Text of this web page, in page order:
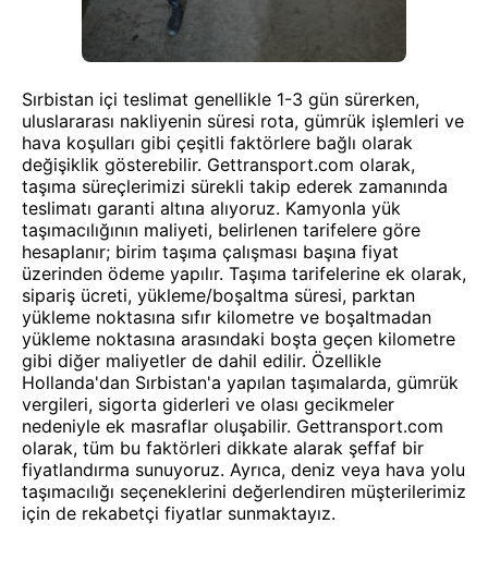
Sırbistan içi teslimat genellikle 1-3 gün sürerken,
uluslararası nakliyenin süresi rota, gümrük işlemleri ve
hava koşulları gibi çeşitli faktörlere bağlı olarak
değişiklik gösterebilir. Gettransport.com olarak,
taşıma süreçlerimizi sürekli takip ederek zamanında
teslimatı garanti altına alıyoruz. Kamyonla yük
taşımacılığının maliyeti, belirlenen tarifelere göre
hesaplanır; birim taşıma çalışması başına fiyat
üzerinden ödeme yapılır. Taşıma tarifelerine ek olarak,
sipariş ücreti, yükleme/boşaltma süresi, parktan
yükleme noktasına sıfır kilometre ve boşaltmadan
yükleme noktasına arasındaki boşta geçen kilometre
gibi diğer maliyetler de dahil edilir. Özellikle
Hollanda'dan Sırbistan'a yapılan taşımalarda, gümrük
vergileri, sigorta giderleri ve olası gecikmeler
nedeniyle ek masraflar oluşabilir. Gettransport.com
olarak, tüm bu faktörleri dikkate alarak şeffaf bir
fiyatlandırma sunuyoruz. Ayrıca, deniz veya hava yolu
taşımacılığı seçeneklerini değerlendiren müşterilerimiz
için de rekabetçi fiyatlar sunmaktayız.